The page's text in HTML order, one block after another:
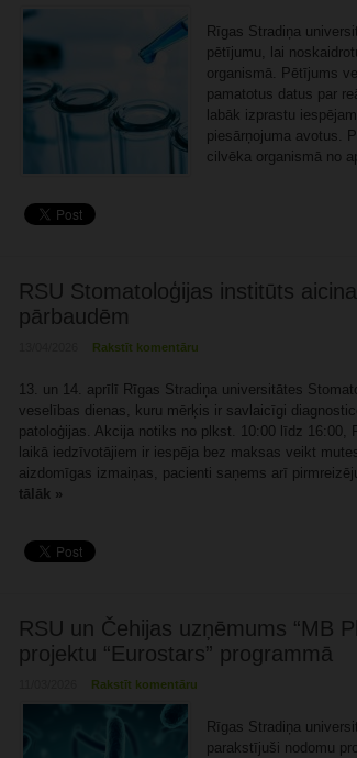
Rīgas Stradiņa
pētījumu, lai
organismā. Pētījums
pamatotus datus par
labāk izprastu
piesārņojuma avotus.
cilvēka organismā no
RSU Stomatoloģijas institūts
pārbaudēm
Rakstīt komentāru
13. un 14. aprīlī Rīgas Stradiņa universitātes
veselības dienas, kuru mērķis ir savlaicīgi
patoloģijas. Akcija notiks no plkst. 10:00 līdz 16:00,
laikā iedzīvotājiem ir iespēja bez maksas veikt
aizdomīgas izmaiņas, pacienti saņems arī
tālāk »
RSU un Čehijas uzņēmums “MB
projektu “Eurostars” programmā
Rakstīt komentāru
Rīgas Stradiņa
parakstījuši nodomu